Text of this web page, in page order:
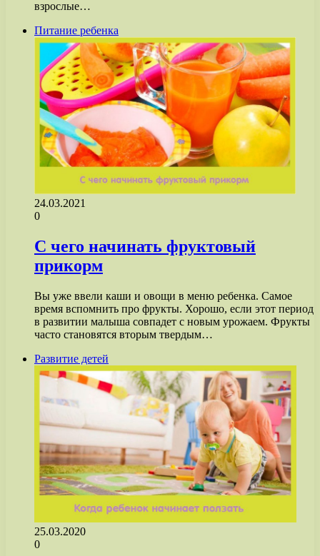
взрослые…
Питание ребенка
24.03.2021
0
С чего начинать фруктовый
прикорм
Вы уже ввели каши и овощи в меню ребенка. Самое
время вспомнить про фрукты. Хорошо, если этот период
в развитии малыша совпадет с новым урожаем. Фрукты
часто становятся вторым твердым…
Развитие детей
25.03.2020
0